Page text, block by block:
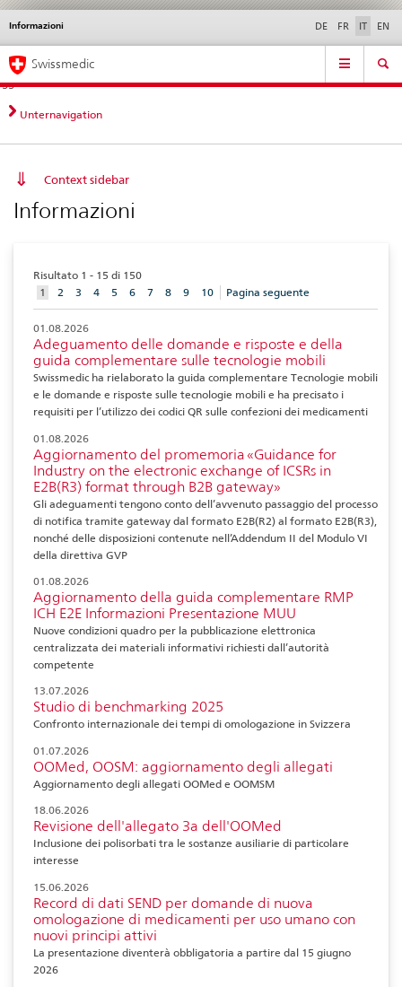
Navigazione
diretta:
novità,
aspetti
contatto
Novità &
norme
Contatto | Supporto &
aiuto
Informazioni DE FR IT EN
Service
Navigation
Swissmedic
Unternavigation
Context sidebar
Informazioni
Risultato 1 - 15 di 150
1 aktuelles
Element
2 3 4 5 6 7 8 9 10 Pagina seguente
01.08.2026
Adeguamento delle domande e risposte e della
guida complementare sulle tecnologie mobili
Swissmedic ha rielaborato la guida complementare Tecnologie mobili
e le domande e risposte sulle tecnologie mobili e ha precisato i
requisiti per l’utilizzo dei codici QR sulle confezioni dei medicamenti
01.08.2026
Aggiornamento del promemoria «Guidance for
Industry on the electronic exchange of ICSRs in
E2B(R3) format through B2B gateway»
Gli adeguamenti tengono conto dell’avvenuto passaggio del processo
di notifica tramite gateway dal formato E2B(R2) al formato E2B(R3),
nonché delle disposizioni contenute nell’Addendum II del Modulo VI
della direttiva GVP
01.08.2026
Aggiornamento della guida complementare RMP
ICH E2E Informazioni Presentazione MUU
Nuove condizioni quadro per la pubblicazione elettronica
centralizzata dei materiali informativi richiesti dall’autorità
competente
13.07.2026
Studio di benchmarking 2025
Confronto internazionale dei tempi di omologazione in Svizzera
01.07.2026
OOMed, OOSM: aggiornamento degli allegati
Aggiornamento degli allegati OOMed e OOMSM
18.06.2026
Revisione dell'allegato 3a dell'OOMed
Inclusione dei polisorbati tra le sostanze ausiliarie di particolare
interesse
15.06.2026
Record di dati SEND per domande di nuova
omologazione di medicamenti per uso umano con
nuovi principi attivi
La presentazione diventerà obbligatoria a partire dal 15 giugno
2026